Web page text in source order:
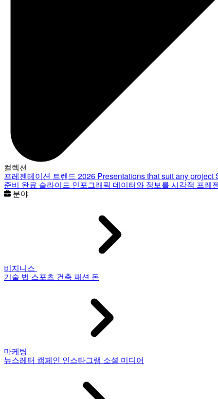
컬렉션
프레젠테이션 트렌드 2026 Presentations that suit any project
준비 완료 슬라이드 인포그래픽 데이터와 정보를 시각적 프레
분야
비지니스
기술 법 스포츠 건축 패션 돈
마케팅
뉴스레터 캠페인 인스타그램 소셜 미디어